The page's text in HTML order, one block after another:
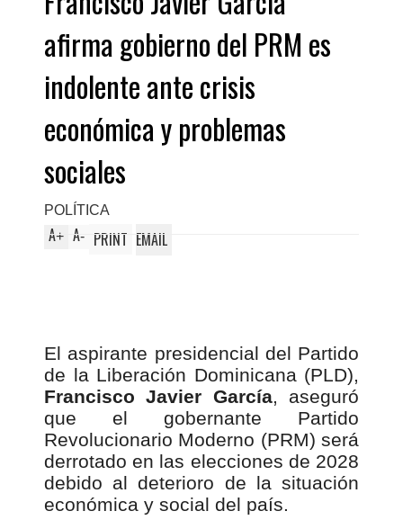
afirma gobierno del PRM es
indolente ante crisis
económica y problemas
sociales
POLÍTICA
A+ A- PRINT EMAIL
El aspirante presidencial del Partido
de la Liberación Dominicana(PLD),
Francisco Javier García, aseguró
que el gobernante Partido
Revolucionario Moderno (PRM) será
derrotado en las elecciones de 2028
debido al deterioro de la situación
económica y social del país.